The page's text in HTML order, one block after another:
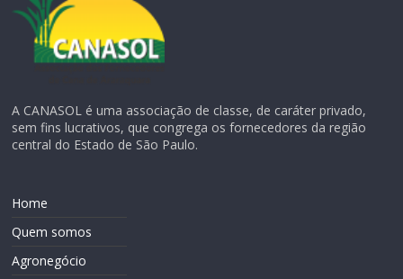
A CANASOL é uma associação de classe, de caráter privado,
sem fins lucrativos, que congrega os fornecedores da região
central do Estado de São Paulo.
Home
Quem somos
Agronegócio